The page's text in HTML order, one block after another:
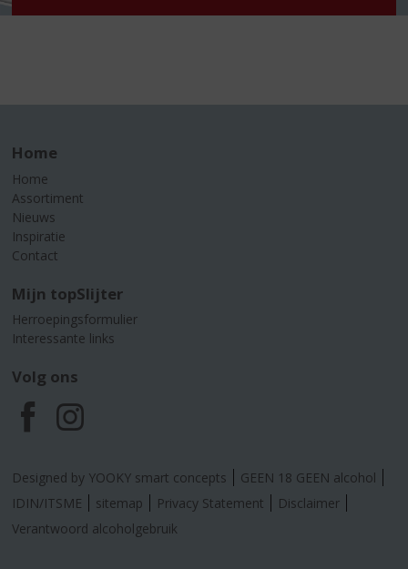
Home
Home
Assortiment
Nieuws
Inspiratie
Contact
Mijn topSlijter
Herroepingsformulier
Interessante links
Volg ons
F
a
c
I
n
s
Designed by YOOKY smart concepts
GEEN 18 GEEN alcohol
IDIN/ITSME
sitemap Privacy Statement
Disclaimer
Verantwoord alcoholgebruik